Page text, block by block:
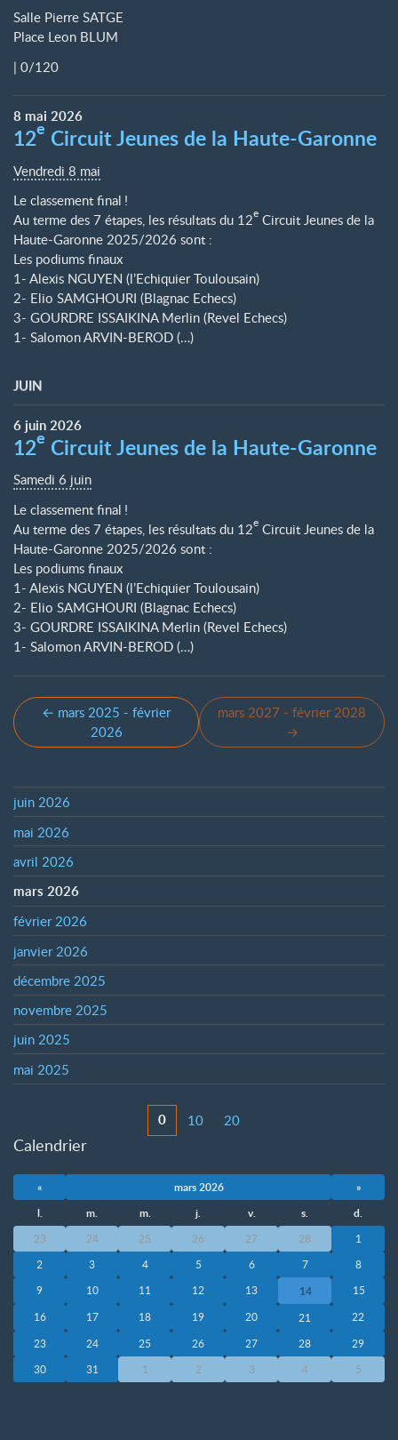
Salle Pierre SATGE
Place Leon BLUM
| 0/120
8 mai 2026
12e Circuit Jeunes de la Haute-Garonne
Vendredi 8 mai
Le classement final !
Au terme des 7 étapes, les résultats du 12e Circuit Jeunes de la
Haute-Garonne 2025/2026 sont :
Les podiums finaux
1- Alexis NGUYEN (l’Echiquier Toulousain)
2- Elio SAMGHOURI (Blagnac Echecs)
3- GOURDRE ISSAIKINA Merlin (Revel Echecs)
1- Salomon ARVIN-BEROD (…)
JUIN
6 juin2026
12e Circuit Jeunes de la Haute-Garonne
Samedi 6 juin
Le classement final !
Au terme des 7 étapes, les résultats du 12e Circuit Jeunes de la
Haute-Garonne 2025/2026 sont :
Les podiums finaux
1- Alexis NGUYEN (l’Echiquier Toulousain)
2- Elio SAMGHOURI (Blagnac Echecs)
3- GOURDRE ISSAIKINA Merlin (Revel Echecs)
1- Salomon ARVIN-BEROD (…)
← mars 2025 - février
2026
mars 2027 - février 2028
→
juin 2026
mai 2026
avril 2026
mars 2026
février 2026
janvier 2026
décembre 2025
novembre 2025
juin 2025
mai 2025
0 10 20
Calendrier
« mars 2026
»
l.
m. m. j. v. s. d.
23 24 25 26 27 28
1
2
3 4 5 6 7
8
9
10 11 12 13 14
15
16
17 18 19 20 21
22
23
24 25 26 27 28
29
30
31 1 2 3 4 5